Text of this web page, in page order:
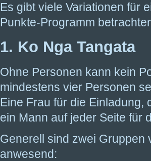
Es gibt viele Variationen für
Punkte-Programm
1. Ko Nga Tangata
Ohne Personen kann kein
mindestens vier Personen
Eine Frau für die Einladung,
ein Mann auf jeder Seite für
Generell sind zwei Gruppen
anwesend: